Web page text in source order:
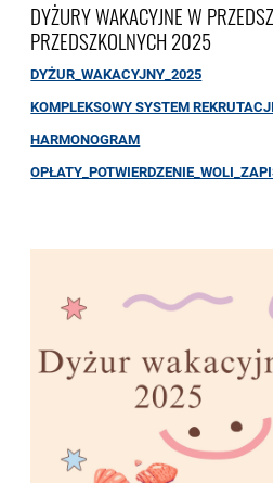
DYŻURY WAKACYJNE W
PRZEDSZKOLNYCH 2025
DYŻUR_WAKACYJNY_2025
KOMPLEKSOWY SYSTEM REKRUTACJI
HARMONOGRAM